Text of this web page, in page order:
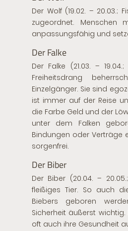
Der Wolf (19.02. –
zugeordnet.
anpassungsfähig und
Der Falke
Der Falke (21.03. –
Freiheitsdrang
Einzelgänger. Sie sind
ist immer auf der Reise
die Farbe Geld und der
unter dem Falken
Bindungen oder Verträge
sorgenfrei.
Der Biber
Der Biber (20.04. –
fleißiges Tier. So auch
Biebers geboren
Sicherheit äußerst
oft auch ihre Gesundheit